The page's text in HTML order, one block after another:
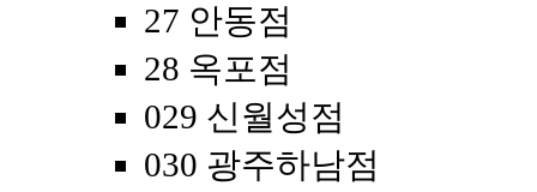
27 안동점
28 옥포점
029 신월성점
030 광주하남점